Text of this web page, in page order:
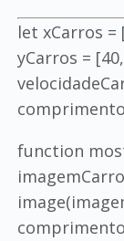
let xCarros =
yCarros =
function